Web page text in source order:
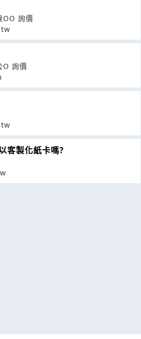
OO 詢價
O 詢價
客製化紙卡嗎?